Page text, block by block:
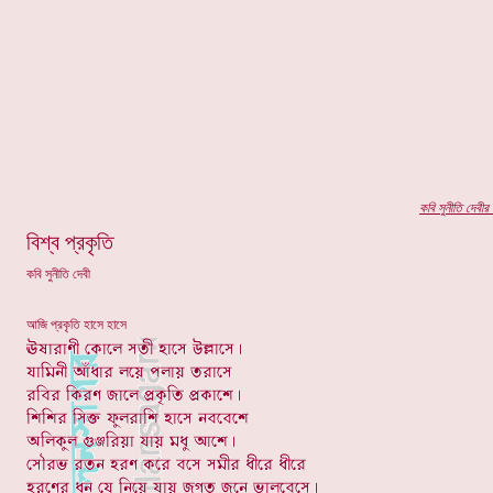
কবিসুনীতি দেবীর
বিশ্ব প্রকৃতি
কবি সুনীতি দেবী
আজি প্রকৃতি হাসে হাসে